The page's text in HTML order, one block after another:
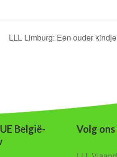
LLL Limburg: Een ouder
België-
Volg